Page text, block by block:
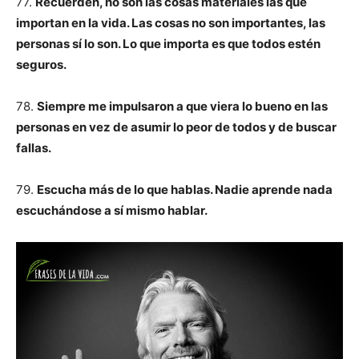
importan en la vida. Las cosas no son importantes, las
personas sí lo son. Lo que importa es que todos estén
seguros.
78. Siempre me impulsaron a que viera lo bueno en las
personas en vez de asumir lo peor de todos y de buscar
fallas.
79. Escucha más de lo que hablas. Nadie aprende nada
escuchándose a sí mismo hablar.